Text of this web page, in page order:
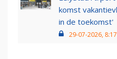
komst
in de toekomst'
29-07-2026, 8:17